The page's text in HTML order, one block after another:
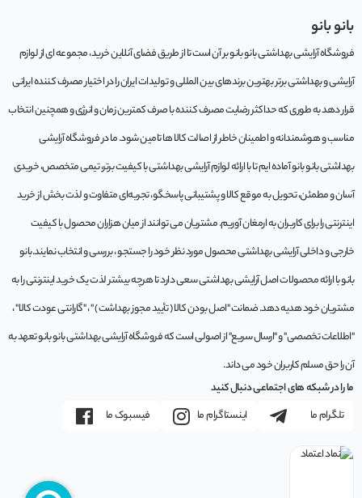
بانو بانو
فروشگاه آرایشی بهداشتی بانو بانو بر آن است تا از طریق فضای آنلاین خرید، مجموعه‌ ای از لوازم
آرایشی و بهداشتی برتر بهترین برندهای بین المللی و تولیدات ایران را در اختیار مصرف کننده ایرانی
قرار دهد به طوری که حداکثر رضایت مصرف کننده با صرف کمترین زمان و انرژی و همچنین انتخاب
مناسب و هوشمندانه و اطمینان خاطر از اصالت کالا ها تامین شود. ما در فروشگاه آرایشی
بهداشتی بانو بانو آماده ایم تا با ارائه لوازم آرایشی بهداشتی با کیفیت برتر، تیمی متخصص، خریدی
آسان و مطمئن، تحویل به موقع کالا و پشتیبانی پاسخگو، تجربه‌ای متفاوت و لذت بخش از خرید
اینترنتی را برای کاربران به ارمغان آوریم. مشتريان می توانند از ميان هزاران محصول با کيفيت
خارجی و داخلی آرایشی بهداشتی محصول مورد نظر خود را جستجو ، بررسی و انتخاب نمايند.بانو
بانو با ارائه محصولات اصل آرایشی بهداشتی سعی دارد تا هرچه بیشتر لذت یک خرید اینترنتی را به
مشتریان خود هدیه دهد. ضمانت "اصل بودن کالا ( تأیید مجوز بهداشت ) " ، "گارانتی عودت کالا" ،
"اطلاعات تخصصی" و "ارسال سریع" از اصولی است که فروشگاه آرایشی بهداشتی بانو بانو تعهد به
آن را حق مسلم کاربران خود می داند.
ما را در شبکه های اجتماعی دنبال کنید
تلگرام ما
اینستاگرام ما فیسبوک ما